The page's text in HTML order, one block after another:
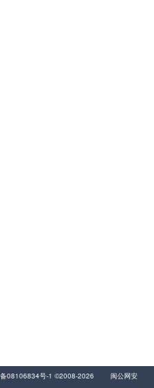
08106834号-1 ©2008-2026
闽公网安